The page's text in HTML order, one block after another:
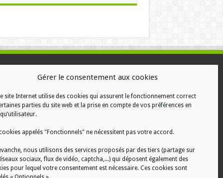
Gérer le consentement aux cookies
site Internet utilise des cookies qui assurent le fonctionnement correct
parties du site web et la prise en compte de vos préférences en
appelés "Fonctionnels" ne nécessitent pas votre accord.
nous utilisons des services proposés par des tiers (partage sur
sociaux, flux de vidéo, captcha,...) qui déposent également des
pour lequel votre consentement est nécessaire. Ces cookies sont